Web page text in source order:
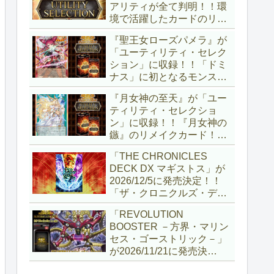
アリティが全て判明！！環
境で活躍したカードのリメ
イクが多数収録！！調整版
『墓穴の指名者』や「ドミ
ナス」の少女のカード化な
ど、注目要素が満載ですね
～。【遊戯王OCG】
『聖王女ローズパメラ』が
「ユーティリティ・セレク
ション」に収録！！「ドミ
ナス」に初となるモンスタ
ーが登場！！『聖王の粉
砕』や『列王詩篇』に描か
れていた少女で、実際にこ
の2種を強力にサポートし
ていますね！！【遊戯王
OCG】
『月女神の至天』が「ユー
ティリティ・セレクショ
ン」に収録！！『月女神の
鏃』のリメイクカード！！
選出傾向が読めなくなりま
したが、後攻向けとは言え
無効化範囲の広がった『墓
穴の指名者』はめちゃくち
ゃ強力ですね！？【遊戯王
OCG】
「THE CHRONICLES
DECK DX マギストス」が
2026/12/5に発売決定！！
「ザ・クロニクルズ・デッ
キ」がリニューアル！！第
1弾は「マギストス」と
「エンディミオン」が選出
されています！！【遊戯王
OCG】
「REVOLUTION
BOOSTER －方界・マリン
セス・ゴーストリック－」
が2026/11/21に発売決
定！！「レボリューション